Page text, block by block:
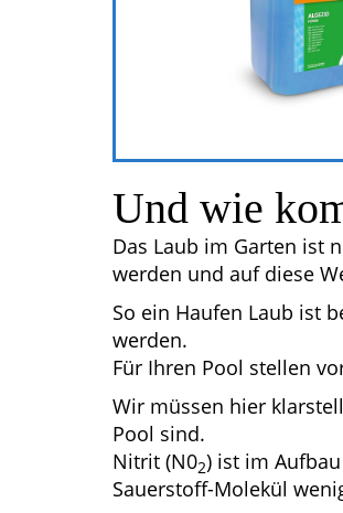
Und wie
Das Laub im Garten ist
werden und auf diese
So ein Haufen Laub ist
werden.
Für Ihren Pool stellen
Wir müssen hier
Pool sind.
Nitrit (N02) ist im
Sauerstoff-Molekül